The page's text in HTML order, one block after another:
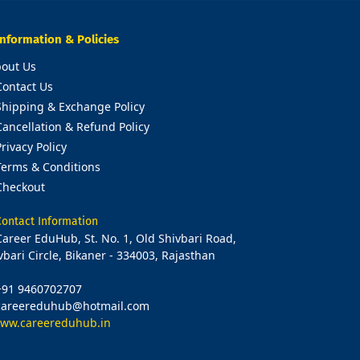
& Policies
Us
Us
& Exchange Policy
& Refund Policy
Policy
& Conditions
Information
EduHub, St. No. 1, Old Shivbari Road,
Circle, Bikaner - 334003, Rajasthan
9460702707